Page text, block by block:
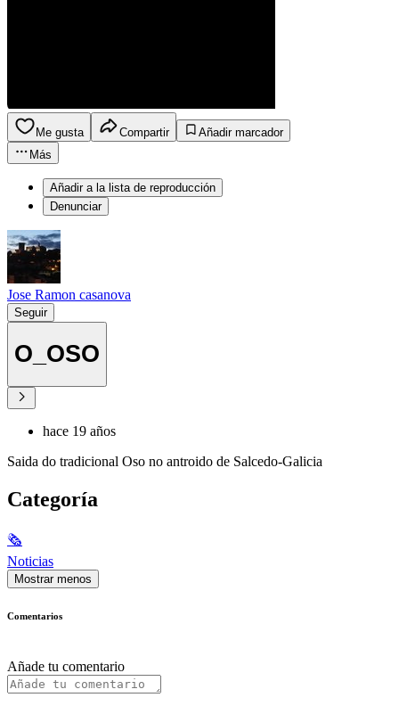
Me gusta Compartir
Añadir marcador
Más
Añadir a la lista de reproducción
Denunciar
Jose Ramon casanova
Seguir
O_OSO
hace 19 años
Saida do tradicional Oso no antroido de Salcedo-Galicia
Categoría
🗞
Noticias
Mostrar menos
Comentarios
Añade tu comentario